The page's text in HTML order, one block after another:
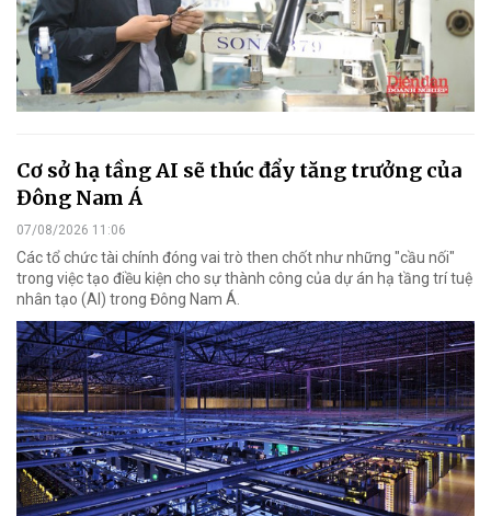
Cơ sở hạ tầng AI sẽ thúc đẩy tăng trưởng của
Đông Nam Á
07/08/2026 11:06
Các tổ chức tài chính đóng vai trò then chốt như những "cầu nối"
trong việc tạo điều kiện cho sự thành công của dự án hạ tầng trí tuệ
nhân tạo (AI) trong Đông Nam Á.